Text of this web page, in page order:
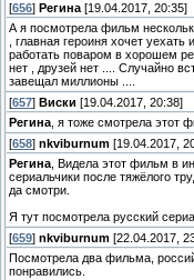
[656] Регина [19.04.2017, 20:35]
А я посмотрела фильм
, главная героиня хочет
работать поваром в хорошем
нет , друзей нет .... Случайно
завещал миллионы ....
[657] Виски [19.04.2017, 20:38]
Регина , я тоже смотрела этот
[658] nkviburnum [19.04.2017,
Регина , Видела этот фильм в
сериальчики после тяжёлого
да смотри.
Я тут посмотрела русский
[659] nkviburnum [22.04.2017,
Посмотрела два фильма,
понравились.